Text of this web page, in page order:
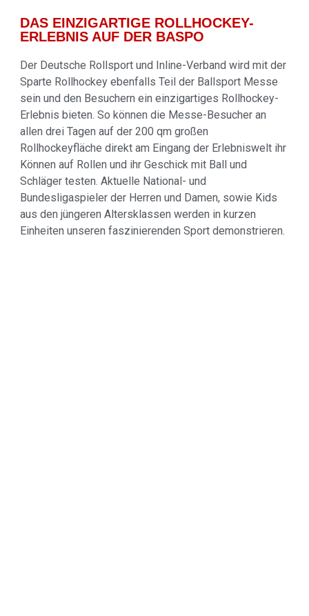
DAS EINZIGARTIGE ROLLHOCKEY-
ERLEBNIS AUF DER BASPO
Der Deutsche Rollsport und Inline-Verband wird mit der
Sparte Rollhockey ebenfalls Teil der Ballsport Messe
sein und den Besuchern ein einzigartiges Rollhockey-
Erlebnis bieten. So können die Messe-Besucher an
allen drei Tagen auf der 200 qm großen
Rollhockeyfläche direkt am Eingang der Erlebniswelt ihr
Können auf Rollen und ihr Geschick mit Ball und
Schläger testen. Aktuelle National- und
Bundesligaspieler der Herren und Damen, sowie Kids
aus den jüngeren Altersklassen werden in kurzen
Einheiten unseren faszinierenden Sport demonstrieren.